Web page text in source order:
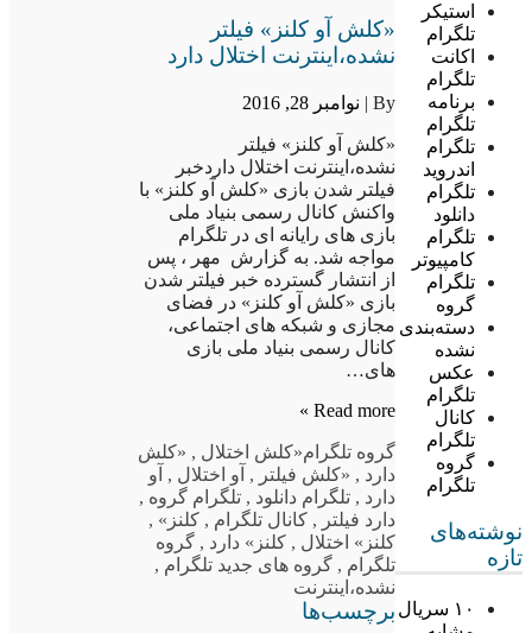
استیکر
تلگرام
اکانت
تلگرام
برنامه
تلگرام
تلگرام
اندروید
تلگرام
دانلود
تلگرام
کامپیوتر
تلگرام
گروه
دسته‌بندی
نشده
عکس
تلگرام
کانال
تلگرام
گروه
تلگرام
نوشته‌های
تازه
۱۰ سریال
«کلش آو کلنز» فیلتر
نشده،اینترنت اختلال دارد
By | نوامبر 28, 2016
«کلش آو کلنز» فیلتر
نشده،اینترنت اختلال داردخبر
فیلتر شدن بازی «کلش آو کلنز» با
واکنش کانال رسمی بنیاد ملی
بازی های رایانه ای در تلگرام
مواجه شد. به گزارش مهر ، پس
از انتشار گسترده خبر فیلتر شدن
بازی «کلش آو کلنز» در فضای
مجازی و شبکه های اجتماعی،
کانال رسمی بنیاد ملی بازی
های…
Read more »
گروه تلگرام«کلش اختلال , «کلش
دارد , «کلش فیلتر , آو اختلال , آو
دارد , تلگرام دانلود , تلگرام گروه ,
دارد فیلتر , کانال تلگرام , کلنز» ,
کلنز» اختلال , کلنز» دارد , گروه
تلگرام , گروه های جدید تلگرام ,
نشده،اینترنت
برچسب‌ها